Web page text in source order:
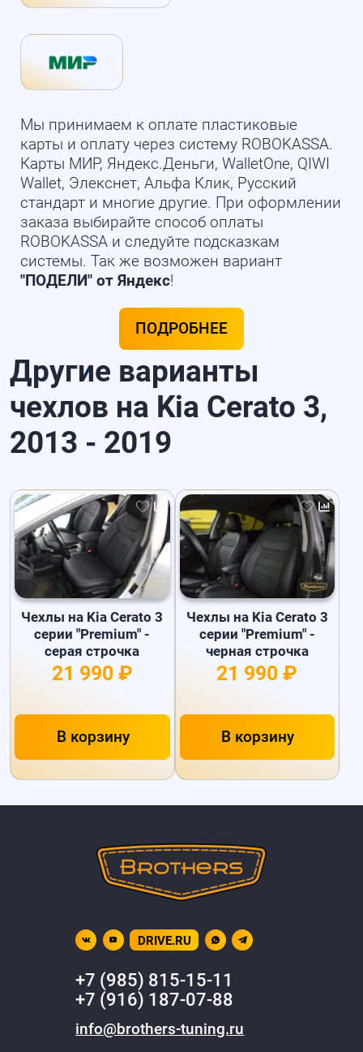
Мы принимаем к оплате пластиковые
карты и оплату через систему ROBOKASSA.
Карты МИР, Яндекс.Деньги, WalletOne, QIWI
Wallet, Элекснет, Альфа Клик, Русский
стандарт и многие другие. При оформлении
заказа выбирайте способ оплаты
ROBOKASSA и следуйте подсказкам
системы. Так же возможен вариант
"ПОДЕЛИ" от Яндекс!
ПОДРОБНЕЕ
Другие варианты
чехлов на Kia Cerato 3,
2013 - 2019
Чехлы на Kia Cerato 3
серии "Premium" -
серая строчка
21 990 ₽
В корзину
Чехлы на Kia Cerato 3
серии "Premium" -
черная строчка
21 990 ₽
В корзину
DRIVE.RU
+7 (985) 815-15-11
+7 (916) 187-07-88
info@brothers-tuning.ru